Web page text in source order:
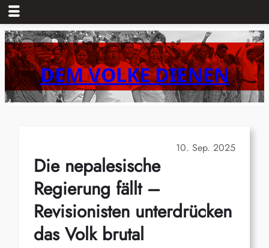
Zum
Inhalt
springenDEM VOLKE DIENEN
10. Sep. 2025
Die nepalesische
Regierung fällt –
Revisionisten unterdrücken
das Volk brutal